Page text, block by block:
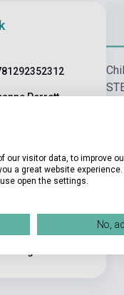
Perrett
LONGMAN
our visitor data, to improve
a great website experience.
open the settings.
No,